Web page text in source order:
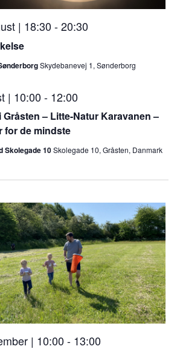
| 18:30 -20:30
Skydebanevej 1, Sønderborg
– Litte-Natur Karavanen –
for de mindste
| 10:00 - 12:00
Skolegade 10Skolegade 10, Gråsten, Danmark
| 10:00 - 13:00